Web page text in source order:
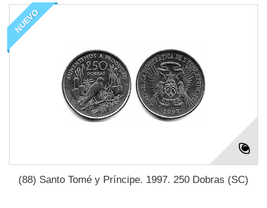
NUEVO
(88) Santo Tomé y Príncipe. 1997. 250 Dobras (SC)